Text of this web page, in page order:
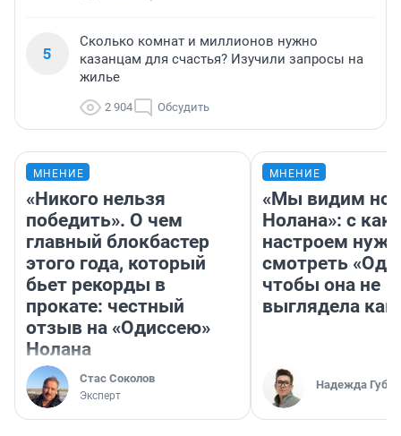
5
Сколько комнат и миллионов нужно
казанцам для счастья? Изучили запросы на
жилье
2 904 Обсудить
МНЕНИЕ
«Никого нельзя
победить». О чем
главный блокбастер
этого года, который
бьет рекорды в
прокате: честный
отзыв на «Одиссею»
Нолана
Стас Соколов
Эксперт
МНЕНИЕ
«Мы видим
Нолана»: с
настроем
смотреть
чтобы она не
выглядела как
Надежда